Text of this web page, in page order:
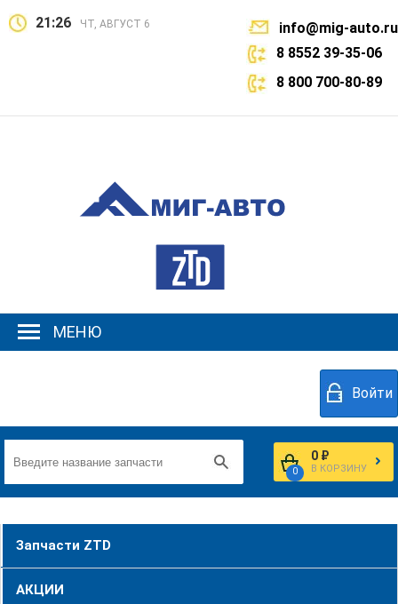
21:26 ЧТ, АВГУСТ 6
info@mig-auto.ru
8 8552 39-35-06
8 800 700-80-89
МЕНЮ
Войти
0
0 ₽
В КОРЗИНУ
Запчасти ZTD
АКЦИИ